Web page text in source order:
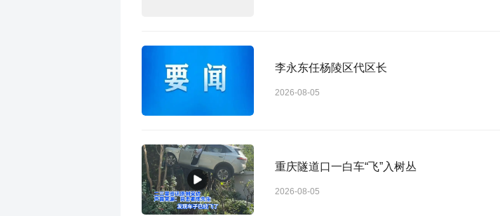
李永东任杨陵区代区长
2026-08-05
重庆隧道口一白车“飞”入树丛
2026-08-05